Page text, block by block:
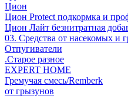
Цион
Цион Protect подкормка и
Цион Лайт безнитратная
03. Средства от насекомых и
Отпугиватели
.Старое разное
EXPERT HOME
Гремучая смесь/Remberk
от грызунов